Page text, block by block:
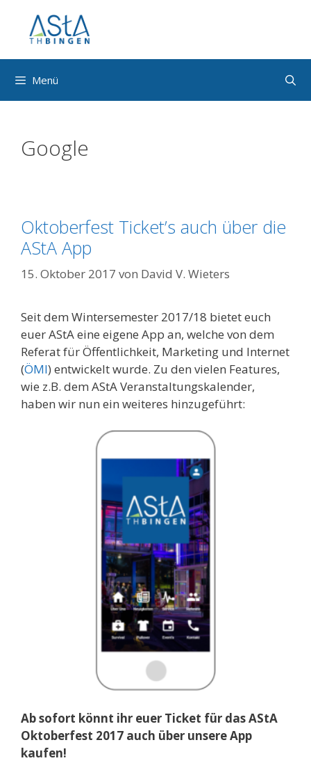
springen
Menü
Google
Oktoberfest Ticket’s auch über die
AStA App
15. Oktober 2017 von David V. Wieters
Seit dem Wintersemester 2017/18 bietet euch
euer AStA eine eigene App an, welche von dem
Referat für Öffentlichkeit, Marketing und Internet
(ÖMI) entwickelt wurde. Zu den vielen Features,
wie z.B. dem AStA Veranstaltungskalender,
haben wir nun ein weiteres hinzugeführt:
Ab sofort könnt ihr euer Ticket für das AStA
Oktoberfest 2017 auch über unsere App
kaufen!